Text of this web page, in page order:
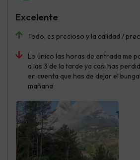
Todo, es precioso y la calidad /
Lo único las horas de entrada me
a las 3 de la tarde ya casi has
en cuenta que has de dejar el
mañana
Excelente